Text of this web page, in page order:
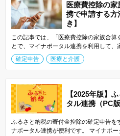
医療費控除の
携で申請する
き】
この記事では、「医療費控除の家族合算
とで、マイナポータル連携を利用して、
確定申告
医療と介護
【2025年版】
タル連携（PC
ふるさと納税の寄付金控除の確定申告を
ナポータル連携が便利です。 マイナポ